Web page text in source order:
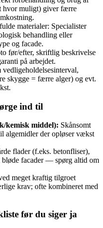
hvor muligt) giver færre
materialer: Specialister
behandling eller
og facade.
før/efter, skriftlig beskrivelse
på arbejdet.
skygge = færre alger) og evt.
ind til
kemisk middel): Skånsomt
algemidler der opløser vækst
flader (f.eks. betonfliser),
bløde facader — spørg altid om
meget kraftig tilgroet
krav; ofte kombineret med
før du siger ja